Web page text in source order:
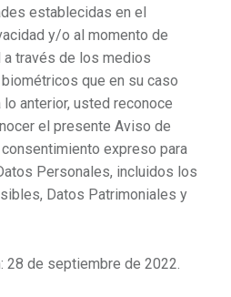
establecidas en el
y/o al momento de
través de los medios
que en su caso
anterior, usted reconoce
el presente Aviso de
expreso para
Personales, incluidos los
Datos Patrimoniales y
28 de septiembre de 2022.